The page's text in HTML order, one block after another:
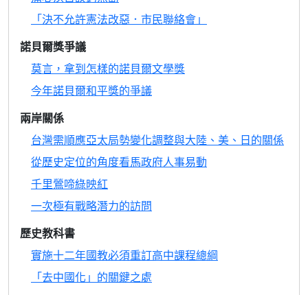
「決不允許憲法改惡．市民聯絡會」
諾貝爾獎爭議
莫言，拿到怎樣的諾貝爾文學獎
今年諾貝爾和平獎的爭議
兩岸關係
台灣需順應亞太局勢變化調整與大陸、美、日的關係
從歷史定位的角度看馬政府人事易動
千里鶯啼綠映紅
一次極有戰略潛力的訪問
歷史教科書
實施十二年國教必須重訂高中課程總綱
「去中國化」的關鍵之處